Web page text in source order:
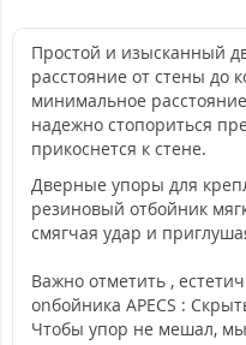
Простой и изысканный
расстояние от стены до
минимальное
надежно стопориться
прикоснется к стене.
Дверные упоры для
резиновый отбойник
смягчая удар и
Важно отметить ,
оnбойника APECS :
Чтобы упор не мешал,